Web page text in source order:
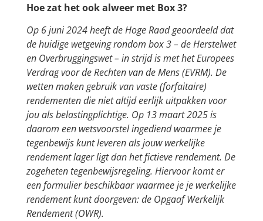
Hoe zat het ook alweer met Box 3?
Op 6 juni 2024 heeft de Hoge Raad geoordeeld dat
de huidige wetgeving rondom box 3 – de Herstelwet
en Overbruggingswet – in strijd is met het Europees
Verdrag voor de Rechten van de Mens (EVRM). De
wetten maken gebruik van vaste (forfaitaire)
rendementen die niet altijd eerlijk uitpakken voor
jou als belastingplichtige. Op 13 maart 2025 is
daarom een wetsvoorstel ingediend waarmee je
tegenbewijs kunt leveren als jouw werkelijke
rendement lager ligt dan het fictieve rendement. De
zogeheten tegenbewijsregeling. Hiervoor komt er
een formulier beschikbaar waarmee je je werkelijke
rendement kunt doorgeven: de Opgaaf Werkelijk
Rendement (OWR).